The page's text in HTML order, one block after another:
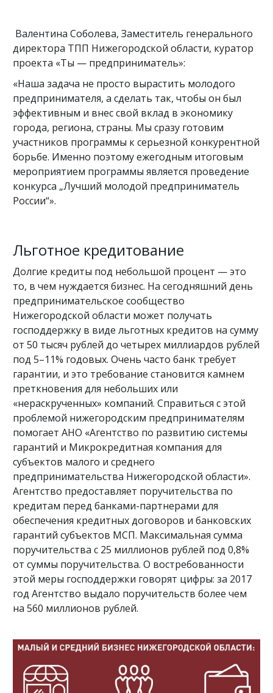
Валентина Соболева, Заместитель генерального
директора ТПП Нижегородской области, куратор
проекта «Ты — предприниматель»:
«Наша задача не просто вырастить молодого
предпринимателя, а сделать так, чтобы он был
эффективным и внес свой вклад в экономику
города, региона, страны. Мы сразу готовим
участников программы к серьезной конкурентной
борьбе. Именно поэтому ежегодным итоговым
мероприятием программы является проведение
конкурса „Лучший молодой предприниматель
России“».
Льготное кредитование
Долгие кредиты под небольшой процент — это
то, в чем нуждается бизнес. На сегодняшний день
предпринимательское сообщество
Нижегородской области может получать
господдержку в виде льготных кредитов на сумму
от 50 тысяч рублей до четырех миллиардов рублей
под 5–11% годовых. Очень часто банк требует
гарантии, и это требование становится камнем
преткновения для небольших или
«нераскрученных» компаний. Справиться с этой
проблемой нижегородским предпринимателям
помогает АНО «Агентство по развитию системы
гарантий и Микрокредитная компания для
субъектов малого и среднего
предпринимательства Нижегородской области».
Агентство предоставляет поручительства по
кредитам перед банками-партнерами для
обеспечения кредитных договоров и банковских
гарантий субъектов МСП. Максимальная сумма
поручительства с 25 миллионов рублей под 0,8%
от суммы поручительства. О востребованности
этой меры господдержки говорят цифры: за 2017
год Агентство выдало поручительств более чем
на 560 миллионов рублей.